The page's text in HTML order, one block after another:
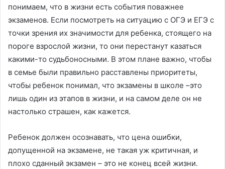
понимаем, что в жизни есть события поважнее
экзаменов. Если посмотреть на ситуацию с ОГЭ и ЕГЭ с
точки зрения их значимости для ребенка, стоящего на
пороге взрослой жизни, то они перестанут казаться
какими-то судьбоносными. В этом плане важно, чтобы
в семье были правильно расставлены приоритеты,
чтобы ребенок понимал, что экзамены в школе –это
лишь один из этапов в жизни, и на самом деле он не
настолько страшен, как кажется.
Ребенок должен осознавать, что цена ошибки,
допущенной на экзамене, не такая уж критичная, и
плохо сданный экзамен – это не конец всей жизни.